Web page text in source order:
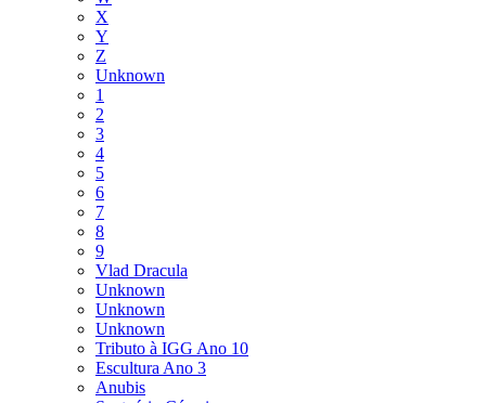
X
Y
Z
Unknown
1
2
3
4
5
6
7
8
9
Vlad Dracula
Unknown
Unknown
Unknown
Tributo à IGG Ano 10
Escultura Ano 3
Anubis